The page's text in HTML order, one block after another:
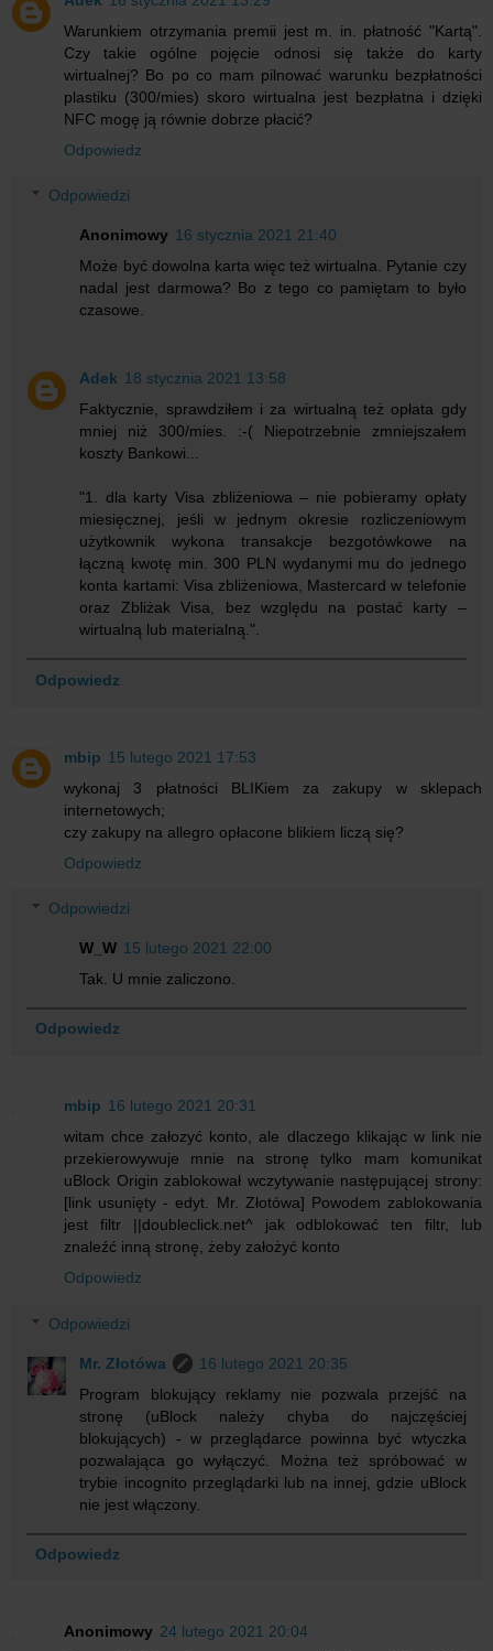
Warunkiem otrzymania premii jest m. in. płatność "Kartą".
Czy takie ogólne pojęcie odnosi się także do karty
wirtualnej? Bo po co mam pilnować warunku bezpłatności
plastiku (300/mies) skoro wirtualna jest bezpłatna i dzięki
NFC mogę ją równie dobrze płacić?
Odpowiedz
Odpowiedzi
Anonimowy 16 stycznia 2021 21:40
Może być dowolna karta więc też wirtualna. Pytanie czy
nadal jest darmowa? Bo z tego co pamiętam to było
czasowe.
Adek 18 stycznia 2021 13:58
Faktycznie, sprawdziłem i za wirtualną też opłata gdy
mniej niż 300/mies. :-( Niepotrzebnie zmniejszałem
koszty Bankowi...
"1. dla karty Visa zbliżeniowa – nie pobieramy opłaty
miesięcznej, jeśli w jednym okresie rozliczeniowym
użytkownik wykona transakcje bezgotówkowe na
łączną kwotę min. 300 PLN wydanymi mu do jednego
konta kartami: Visa zbliżeniowa, Mastercard w telefonie
oraz Zbliżak Visa, bez względu na postać karty –
wirtualną lub materialną.".
Odpowiedz
mbip 15 lutego 2021 17:53
wykonaj 3 płatności BLIKiem za zakupy w sklepach
internetowych;
czy zakupy na allegro opłacone blikiem liczą się?
Odpowiedz
Odpowiedzi
W_W 15 lutego 2021 22:00
Tak. U mnie zaliczono.
Odpowiedz
mbip 16 lutego 2021 20:31
witam chce załozyć konto, ale dlaczego klikając w link nie
przekierowywuje mnie na stronę tylko mam komunikat
uBlock Origin zablokował wczytywanie następującej strony:
[link usunięty - edyt. Mr. Złotówa] Powodem zablokowania
jest filtr ||doubleclick.net^ jak odblokować ten filtr, lub
znaleźć inną stronę, żeby założyć konto
Odpowiedz
Odpowiedzi
Mr. Złotówa
16 lutego 2021 20:35
Program blokujący reklamy nie pozwala przejść na
stronę (uBlock należy chyba do najczęściej
blokujących) - w przeglądarce powinna być wtyczka
pozwalająca go wyłączyć. Można też spróbować w
trybie incognito przeglądarki lub na innej, gdzie uBlock
nie jest włączony.
Odpowiedz
Anonimowy 24 lutego 2021 20:04